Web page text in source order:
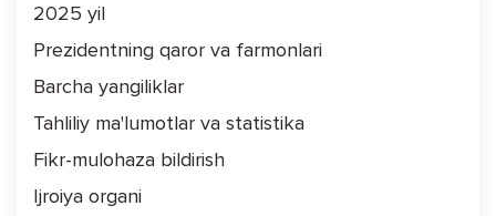
2025 yil
Prezidentning qaror va farmonlari
Barcha yangiliklar
Tahliliy ma'lumotlar va statistika
Fikr-mulohaza bildirish
Ijroiya organi